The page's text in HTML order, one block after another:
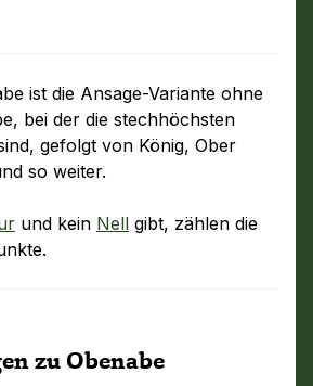
ist die Ansage-Variante ohne
bei der die stechhöchsten
gefolgt von König, Ober
so weiter.
und kein Nell gibt, zählen die
zu Obenabe